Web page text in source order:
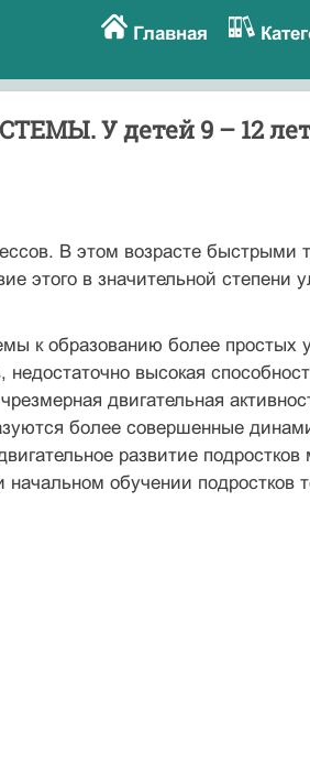
Главная
У детей 9 – 12 лет
В этом возрасте быстрыми
этого в значительной степени
к образованию более простых
высокая
двигательная
более совершенные
развитие подростков
обучении подростков